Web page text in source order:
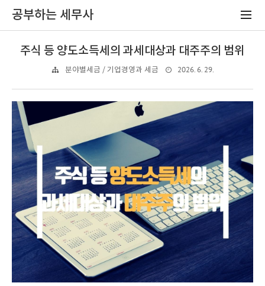
공부하는 세무사
주식 등 양도소득세의 과세대상과 대주주의 범위
분야별세금 / 기업경영과 세금 2026. 6. 29.